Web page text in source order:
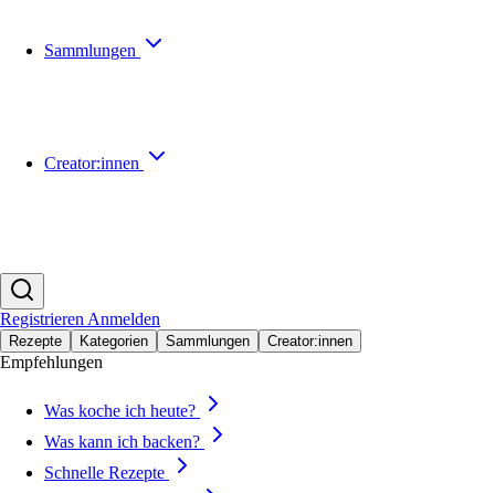
Sammlungen
Creator:innen
Registrieren Anmelden
Rezepte Kategorien Sammlungen Creator:innen
Empfehlungen
Was koche ich heute?
Was kann ich backen?
Schnelle Rezepte